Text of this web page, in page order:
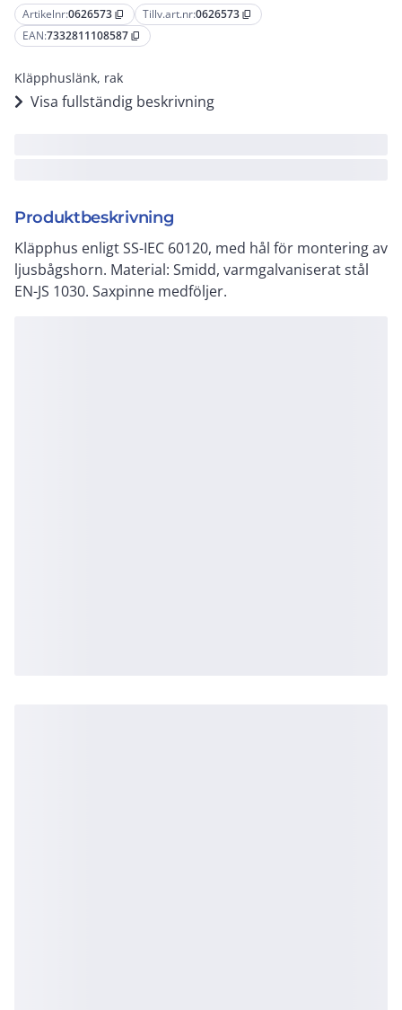
Artikelnr:0626573 content_copy Tillv.art.nr:0626573 content_copy
EAN:7332811108587 content_copy
Kläpphuslänk, rak
Visa fullständig beskrivning
Produktbeskrivning
Kläpphus enligt SS-IEC 60120, med hål för montering av
ljusbågshorn. Material: Smidd, varmgalvaniserat stål
EN-JS 1030. Saxpinne medföljer.